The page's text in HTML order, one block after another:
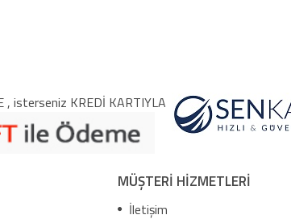
, isterseniz KREDİ KARTIYLA
MÜŞTERİ HİZMETLERİ
İletişim